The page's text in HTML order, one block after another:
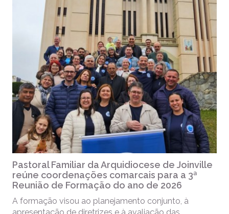
Pastoral Familiar da Arquidiocese de Joinville
reúne coordenações comarcais para a 3ª
Reunião de Formação do ano de 2026
A formação visou ao planejamento conjunto, à
apresentação de diretrizes e à avaliação das